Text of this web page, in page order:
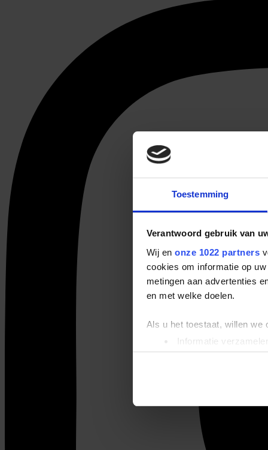
Toestemming
Verantwoord gebruik van
Wij en onze 1022 partners
cookies om informatie op
metingen aan advertenties
en met welke doelen.
Als u het toestaat, willen we
Informatie
Uw apparaat
Lees meer over hoe uw
We gebruiken cookies om
websiteverkeer te
media, adverteren en